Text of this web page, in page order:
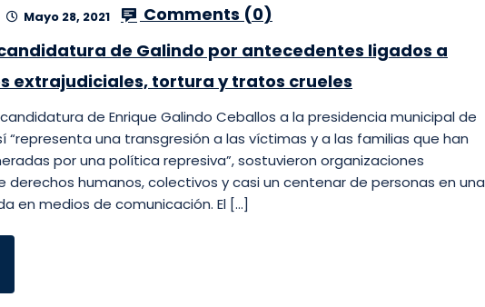
Mayo 28, 2021 Comments (0)
de Galindo por antecedentes ligados a
extrajudiciales, tortura y tratos crueles
de Enrique Galindo Ceballos a la presidencia municipal de
“representa una transgresión a las víctimas y a las familias que han
por una política represiva”, sostuvieron organizaciones
derechos humanos, colectivos y casi un centenar de personas en una
en medios de comunicación. El […]